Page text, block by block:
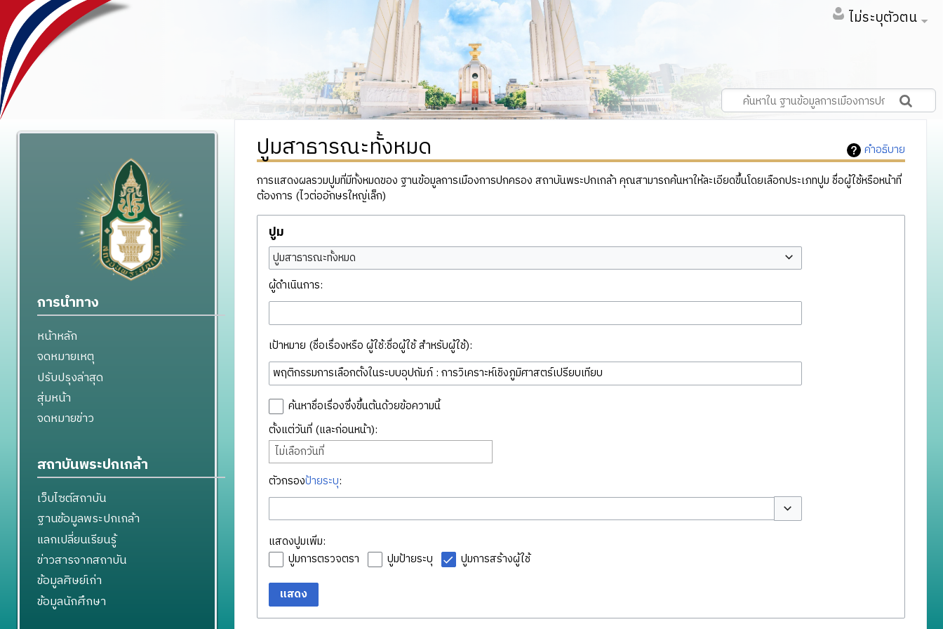
ไม่ระบุตัวตน
คำอธิบาย
ปูมสาธารณะทั้งหมด
การแสดงผลรวมปูมที่มีทั้งหมดของ ฐานข้อมูลการเมืองการปกครอง สถาบันพระปกเกล้า คุณสามารถค้นหาให้ละเอียดขึ้นโดยเลือกประเภทปูม ชื่อผู้ใช้หรือหน้าที่
ต้องการ (ไวต่ออักษรใหญ่เล็ก)
ปูม
ปูมสาธารณะทั้งหมด
ผู้ดำเนินการ:
เป้าหมาย (ชื่อเรื่องหรือ ผู้ใช้:ชื่อผู้ใช้ สำหรับผู้ใช้):
ค้นหาชื่อเรื่องซึ่งขึ้นต้นด้วยข้อความนี้
ตั้งแต่วันที่ (และก่อนหน้า):
ไม่เลือกวันที่
ตัวกรองป้ายระบุ:
สลับตัวเลือก
แสดงปูมเพิ่ม:
ปูมการตรวจตรา
ปูมป้ายระบุ ปูมการสร้างผู้ใช้
แสดง
การนำทาง
หน้าหลัก
จดหมายเหตุ
ปรับปรุงล่าสุด
สุ่มหน้า
จดหมายข่าว
สถาบันพระปกเกล้า
เว็บไซต์สถาบัน
ฐานข้อมูลพระปกเกล้า
แลกเปลี่ยนเรียนรู้
ข่าวสารจากสถาบัน
ข้อมูลศิษย์เก่า
ข้อมูลนักศึกษา